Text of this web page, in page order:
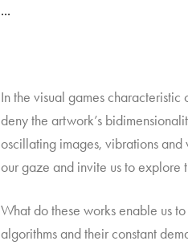
...
In the visual games
deny the artwork’s
oscillating images, vibrations and
our gaze and invite us to explore
What do these works enable us
algorithms and their constant